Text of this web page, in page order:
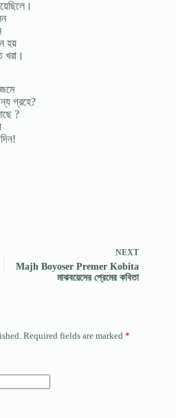
হয়
খরা।
গ্রহে?
?
NEXT
Majh Boyoser Premer Kobita
মাঝবয়েসের প্রেমের কবিতা
Required fields are marked *